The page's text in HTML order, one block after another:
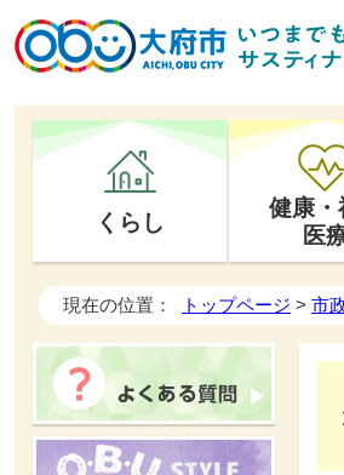
くらし
健康・
医
現在の位置： トップページ > 市